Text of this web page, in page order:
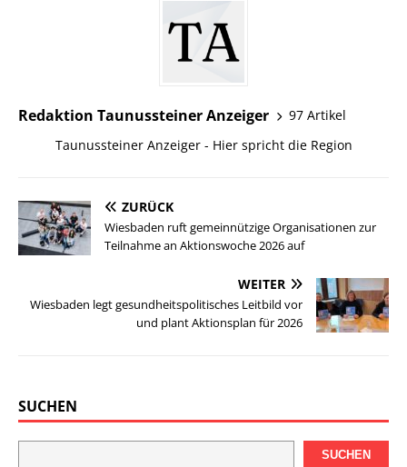
Redaktion Taunussteiner Anzeiger
97 Artikel
Taunussteiner Anzeiger - Hier spricht die Region
ZURÜCK
Wiesbaden ruft gemeinnützige Organisationen zur
Teilnahme an Aktionswoche 2026 auf
WEITER
Wiesbaden legt gesundheitspolitisches Leitbild vor
und plant Aktionsplan für 2026
SUCHEN
SUCHEN